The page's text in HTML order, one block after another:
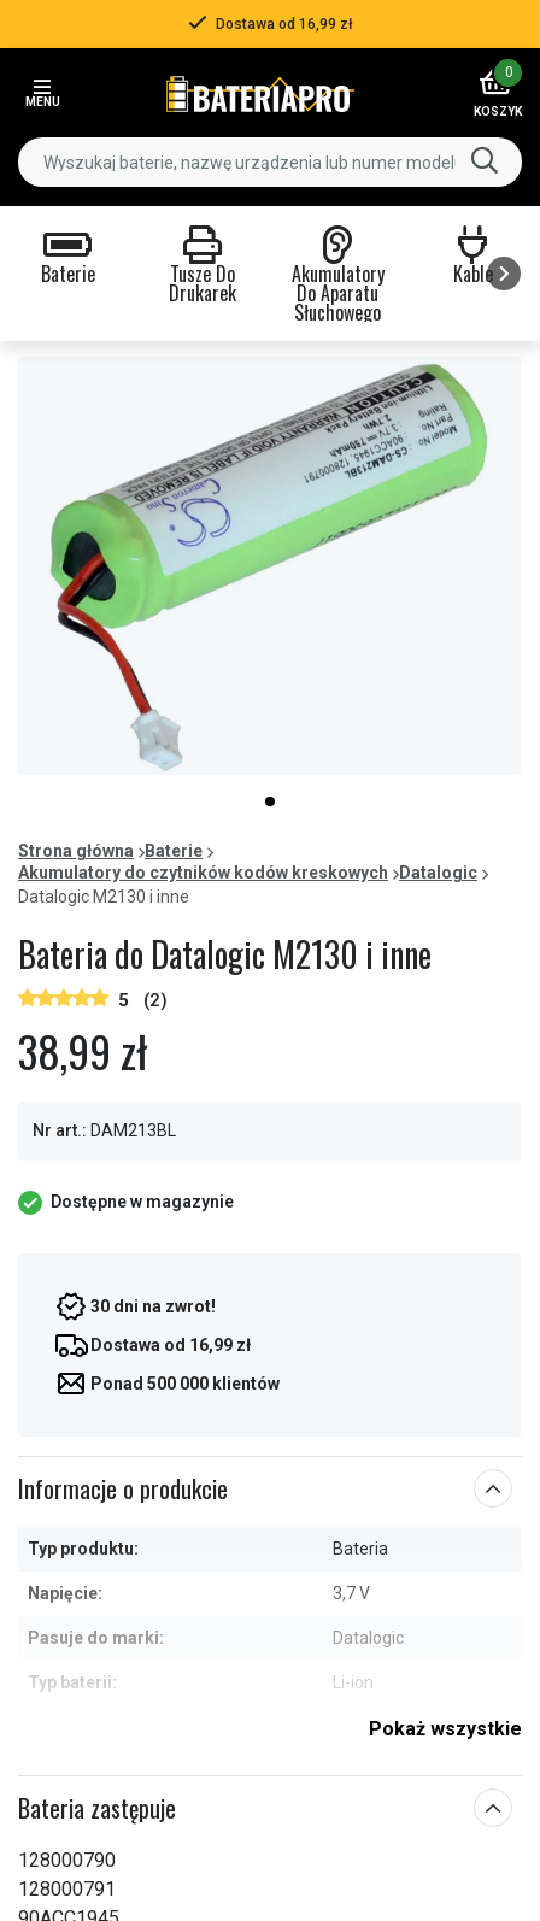
Dostawa od 16,99 zł
MENU
0
KOSZYK
Baterie Tusze Do
Drukarek
Akumulatory
Do Aparatu
Słuchowego
Kable
item
of
1
Strona główna
Baterie
Akumulatory do czytników kodów kreskowych
Datalogic
Datalogic M2130 i inne
Bateria do Datalogic M2130 i inne
5 (2)
38,99 zł
Nr art.: DAM213BL
Dostępne w magazynie
30 dni na zwrot!
Dostawa od 16,99 zł
Ponad 500 000 klientów
Informacje o produkcie
Typ produktu: Bateria
Napięcie: 3,7 V
Pasuje do marki: Datalogic
Typ baterii: Li-ion
Wymiary:
52,00 x 14,60 x 14,60
Pojemność:
Pokaż wszystkie
Bateria zastępuje
128000790
128000791